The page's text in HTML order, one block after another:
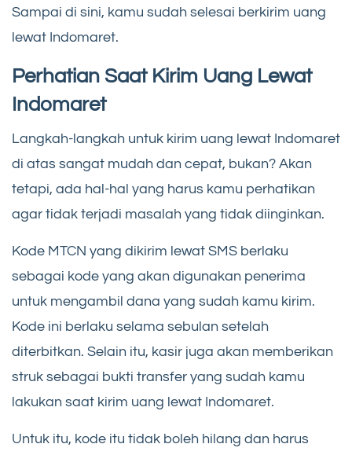
Sampai di sini, kamu sudah selesai berkirim uang
lewat Indomaret.
Perhatian Saat Kirim Uang Lewat
Indomaret
Langkah-langkah untuk kirim uang lewat Indomaret
di atas sangat mudah dan cepat, bukan? Akan
tetapi, ada hal-hal yang harus kamu perhatikan
agar tidak terjadi masalah yang tidak diinginkan.
Kode MTCN yang dikirim lewat SMS berlaku
sebagai kode yang akan digunakan penerima
untuk mengambil dana yang sudah kamu kirim.
Kode ini berlaku selama sebulan setelah
diterbitkan. Selain itu, kasir juga akan memberikan
struk sebagai bukti transfer yang sudah kamu
lakukan saat kirim uang lewat Indomaret.
Untuk itu, kode itu tidak boleh hilang dan harus